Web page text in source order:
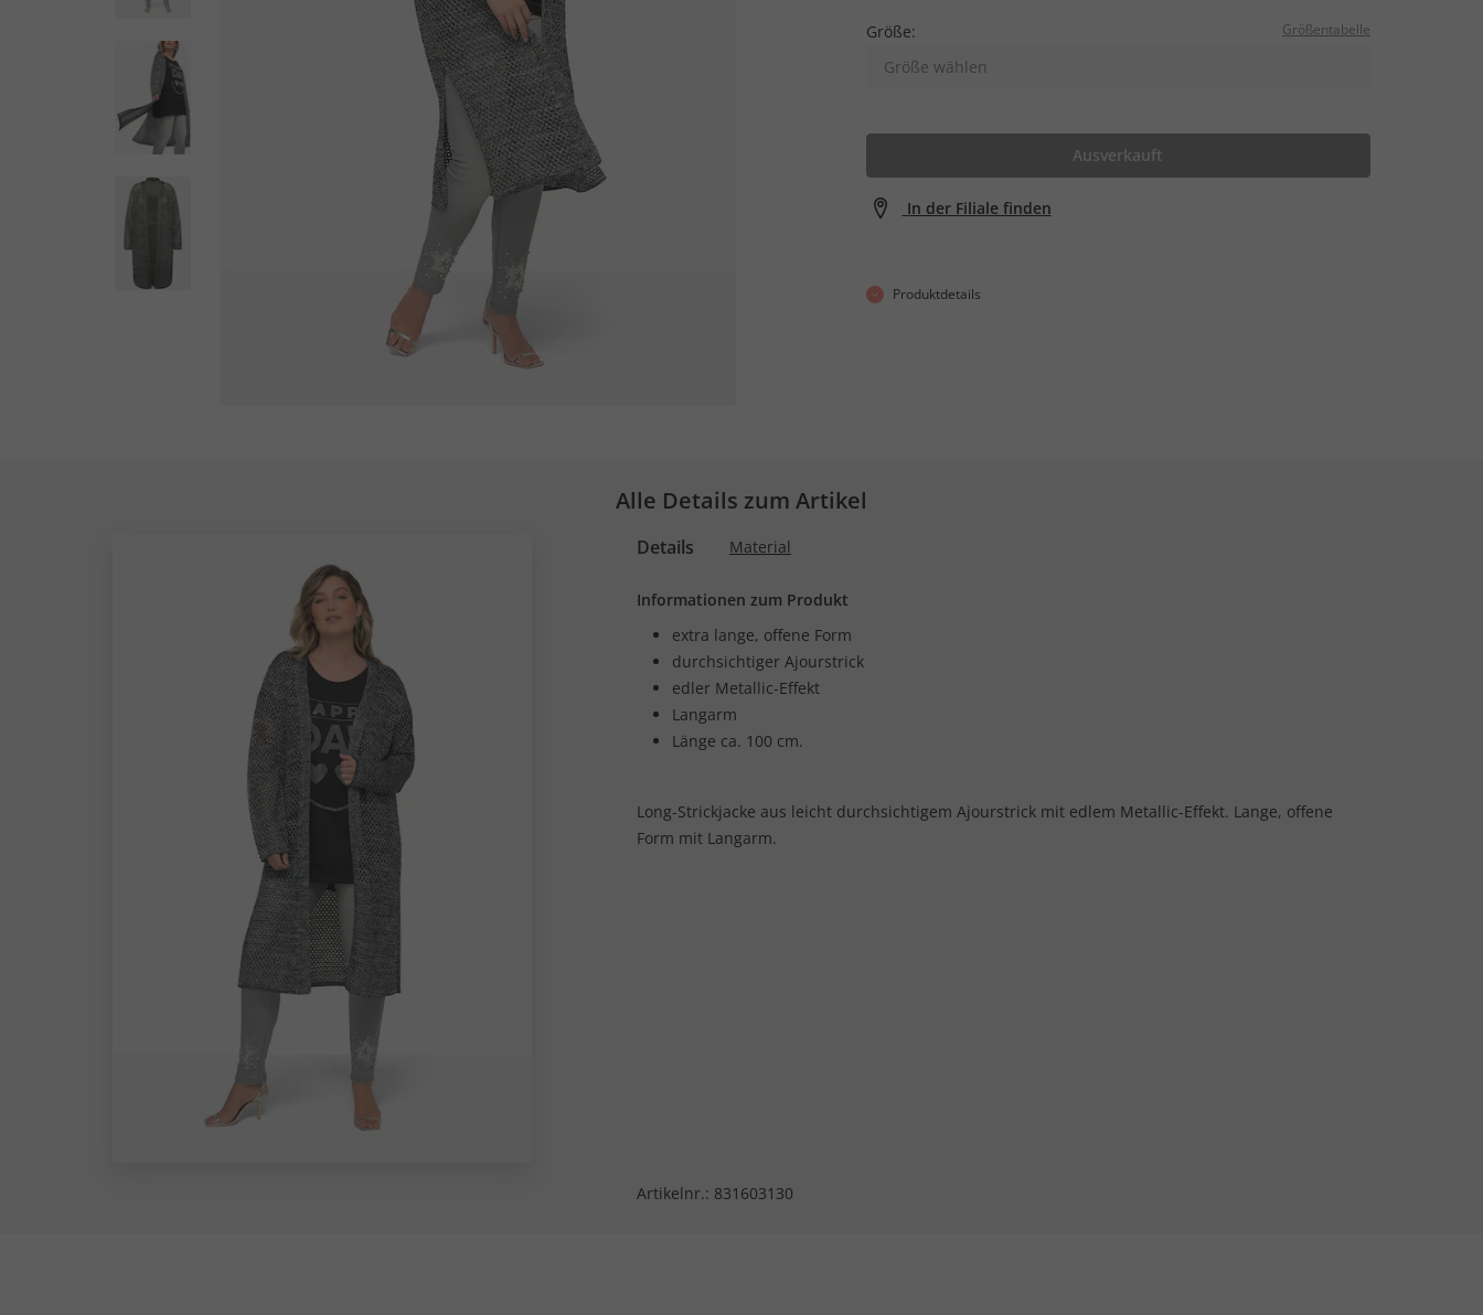
Größe: Größentabelle
Größe wählen
Ausverkauft
In der Filiale finden
Produktdetails
Alle Details zum Artikel
Details Material
Informationen zum Produkt
extra lange, offene Form
durchsichtiger Ajourstrick
edler Metallic-Effekt
Langarm
Länge ca. 100 cm.
Long-Strickjacke aus leicht durchsichtigem Ajourstrick mit edlem Metallic-Effekt. Lange, offene
Form mit Langarm.
Artikelnr.: 831603130